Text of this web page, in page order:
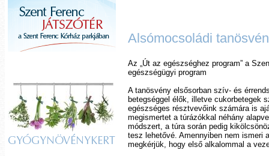
GYÓGYNÖVÉNYKERT
Alsómocsoládi
Az „Út az egészséghez program” a
egészségügyi program
A tanösvény elsősorban szív- és
betegséggel élők, illetve cukorbetegek
egészséges résztvevőink számára is
megismertet a túrázókkal néhány
módszert, a túra során pedig
tesz lehetővé. Amennyiben nem ismeri
megkérjük, hogy első alkalommal a